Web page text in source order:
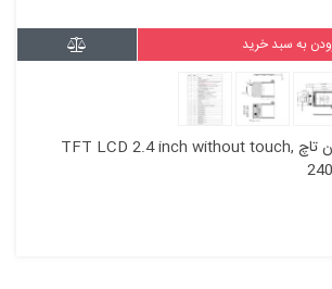
به سبد خرید
السیدی 2.4 اینچ بدون تاچ TFT LCD 2.4 inch without touch,